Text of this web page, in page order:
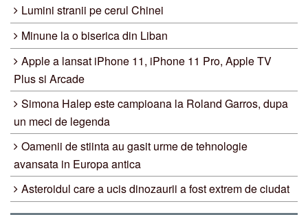
Lumini stranii pe cerul Chinei
Minune la o biserica din Liban
Apple a lansat iPhone 11, iPhone 11 Pro, Apple TV
Plus si Arcade
Simona Halep este campioana la Roland Garros, dupa
un meci de legenda
Oamenii de stiinta au gasit urme de tehnologie
avansata in Europa antica
Asteroidul care a ucis dinozaurii a fost extrem de ciudat